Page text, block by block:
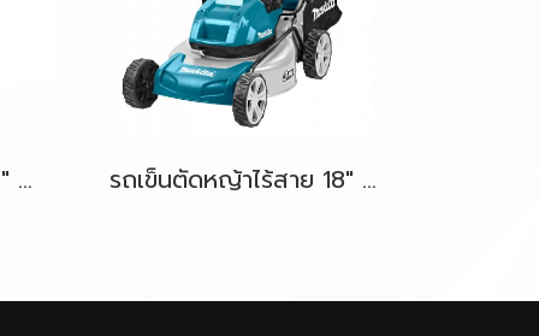
รถเข็นตัดหญ้าไร้สาย 13" 18V-LXT MAKITA DLM330Z ตัวเครื่องเปล่า รถเข็นตัดหญ้าไร้สาย 18" 36V-BL (18Vx2) MAKITA DLM460Z ตัวเครื่องเปล่า